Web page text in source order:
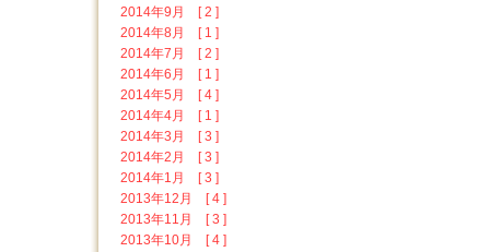
2014年9月 [ 2 ]
2014年8月 [ 1 ]
2014年7月 [ 2 ]
2014年6月 [ 1 ]
2014年5月 [ 4 ]
2014年4月 [ 1 ]
2014年3月 [ 3 ]
2014年2月 [ 3 ]
2014年1月 [ 3 ]
2013年12月 [ 4 ]
2013年11月 [ 3 ]
2013年10月 [ 4 ]